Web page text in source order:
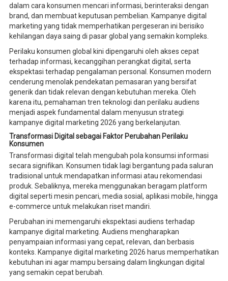
dalam cara konsumen mencari informasi, berinteraksi dengan
brand, dan membuat keputusan pembelian. Kampanye digital
marketing yang tidak memperhatikan pergeseran ini berisiko
kehilangan daya saing di pasar global yang semakin kompleks.
Perilaku konsumen global kini dipengaruhi oleh akses cepat
terhadap informasi, kecanggihan perangkat digital, serta
ekspektasi terhadap pengalaman personal. Konsumen modern
cenderung menolak pendekatan pemasaran yang bersifat
generik dan tidak relevan dengan kebutuhan mereka. Oleh
karena itu, pemahaman tren teknologi dan perilaku audiens
menjadi aspek fundamental dalam menyusun strategi
kampanye digital marketing 2026 yang berkelanjutan.
Transformasi Digital sebagai Faktor Perubahan Perilaku
Konsumen
Transformasi digital telah mengubah pola konsumsi informasi
secara signifikan. Konsumen tidak lagi bergantung pada saluran
tradisional untuk mendapatkan informasi atau rekomendasi
produk. Sebaliknya, mereka menggunakan beragam platform
digital seperti mesin pencari, media sosial, aplikasi mobile, hingga
e-commerce untuk melakukan riset mandiri.
Perubahan ini memengaruhi ekspektasi audiens terhadap
kampanye digital marketing. Audiens mengharapkan
penyampaian informasi yang cepat, relevan, dan berbasis
konteks. Kampanye digital marketing 2026 harus memperhatikan
kebutuhan ini agar mampu bersaing dalam lingkungan digital
yang semakin cepat berubah.